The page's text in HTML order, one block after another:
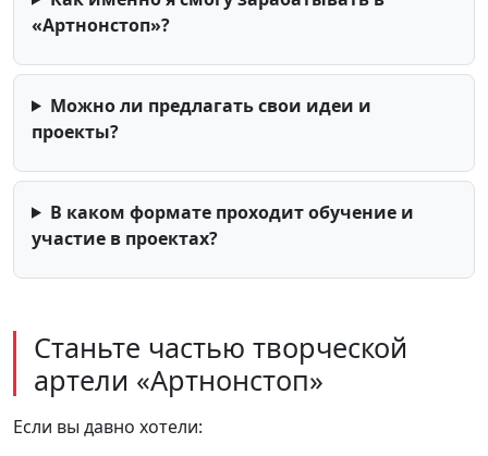
«Артнонстоп»?
Можно ли предлагать свои идеи и
проекты?
В каком формате проходит обучение и
участие в проектах?
Станьте частью творческой
артели «Артнонстоп»
Если вы давно хотели: